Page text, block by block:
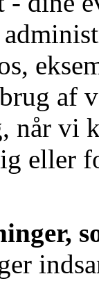
af
når vi
eller